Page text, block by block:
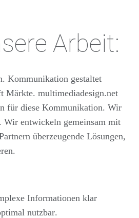
Arbeit:
Kommunikation gestaltet
Märkte. multimediadesign.net
für diese Kommunikation. Wir
Wir entwickeln gemeinsam mit
überzeugende Lösungen,
Informationen klar
nutzbar.